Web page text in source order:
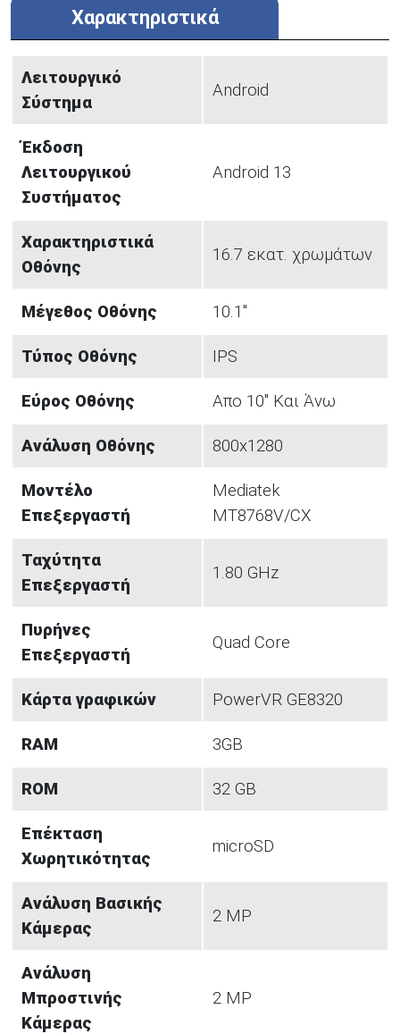
Χαρακτηριστικά
Λειτουργικό
Σύστημα
Android
Έκδοση
Λειτουργικού
Συστήματος
Android 13
Χαρακτηριστικά
Οθόνης
16.7 εκατ. χρωμάτων
Μέγεθος Οθόνης 10.1"
Τύπος Οθόνης IPS
Εύρος Οθόνης Aπο 10" Και Άνω
Ανάλυση Οθόνης 800x1280
Μοντέλο
Επεξεργαστή
Mediatek
MT8768V/CX
Ταχύτητα
Επεξεργαστή
1.80 GHz
Πυρήνες
Επεξεργαστή
Quad Core
Κάρτα γραφικών PowerVR GE8320
RAM 3GB
ROM 32 GB
Επέκταση
Χωρητικότητας
microSD
Ανάλυση Βασικής
Κάμερας
2 MP
Ανάλυση
Μπροστινής
Κάμερας
2 MP